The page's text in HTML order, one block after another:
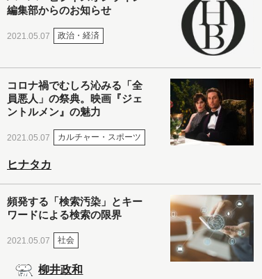
編集部からのお知らせ
2021.05.07 政治・経済
コロナ禍でむしろ沁みる「全
員悪人」の祭典。映画『ジェ
ントルメン』の魅力
2021.05.07 カルチャー・スポーツ
ヒナタカ
頻発する「検索汚染」とキー
ワードによる検索の限界
2021.05.07 社会
柳井政和